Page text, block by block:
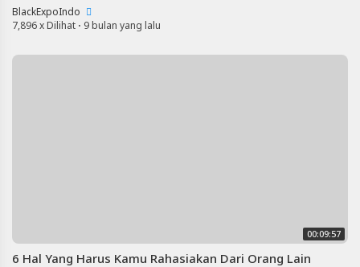
BlackExpoIndo
7,896 x Dilihat · 9 bulan yang lalu
00:09:57
6 Hal Yang Harus Kamu Rahasiakan Dari Orang Lain